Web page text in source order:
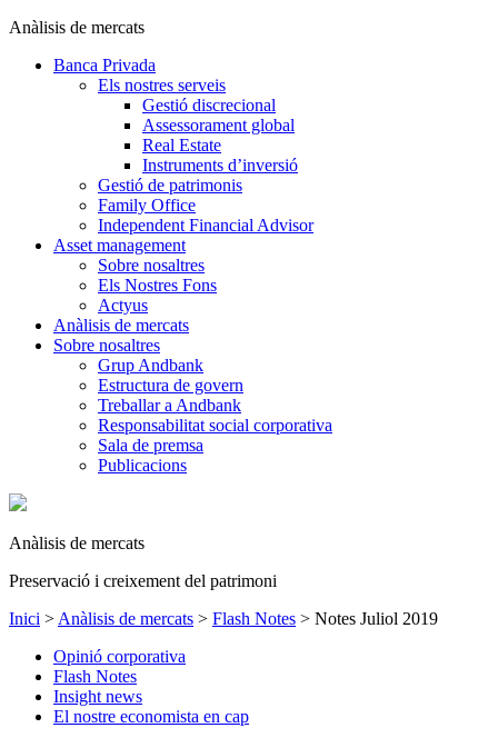
Anàlisis de mercats
Banca Privada
Els nostres serveis
Gestió discrecional
Assessorament global
Real Estate
Instruments d’inversió
Gestió de patrimonis
Family Office
Independent Financial Advisor
Asset management
Sobre nosaltres
Els Nostres Fons
Actyus
Anàlisis de mercats
Sobre nosaltres
Grup Andbank
Estructura de govern
Treballar a Andbank
Responsabilitat social corporativa
Sala de premsa
Publicacions
Anàlisis de mercats
Preservació i creixement del patrimoni
Inici > Anàlisis de mercats > Flash Notes > Notes Juliol 2019
Opinió corporativa
Flash Notes
Insight news
El nostre economista en cap